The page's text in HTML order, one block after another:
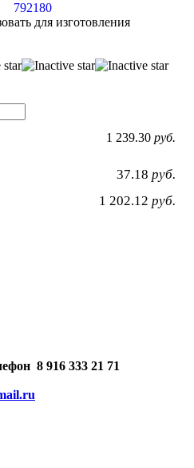
792180
для изготовления
1 239.30 руб.
37.18 руб.
1 202.12 руб.
8 916 333 21 71